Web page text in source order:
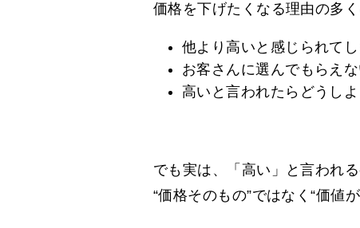
価格を下げたくなる理由の多
他より高いと感じられて
お客さんに選んでもらえな
高いと言われたらどうし
でも実は、「高い」と言われる
“価格そのもの”ではなく“価値